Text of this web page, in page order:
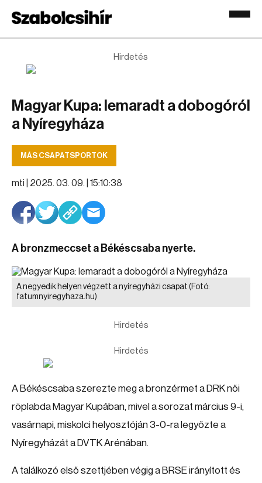
Hirdetés
Magyar Kupa: lemaradt a dobogóról
a Nyíregyháza
MÁS CSAPATSPORTOK
mti | 2025. 03. 09. | 15:10:38
A bronzmeccset a Békéscsaba nyerte.
A negyedik helyen végzett a nyíregyházi csapat (Fotó:
fatumnyiregyhaza.hu)
Hirdetés
Hirdetés
A Békéscsaba szerezte meg a bronzérmet a DRK női
röplabda Magyar Kupában, mivel a sorozat március 9-i,
vasárnapi, miskolci helyosztóján 3-0-ra legyőzte a
Nyíregyházát a DVTK Arénában.
A találkozó első szettjében végig a BRSE irányított és